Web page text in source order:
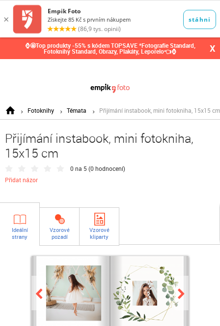
⌚🤩Top produkty -55% s kódem TOPSAVE *Fotografie Standard,
Fotoknihy Standard, Obrazy, Plakáty, Leporelo👈⌚ X
Fotoknihy Témata Přijímání instabook, mini fotokniha, 15x15 cm
Přijímání instabook, mini fotokniha,
15x15 cm
0 na 5 (0 hodnocení)
Přidat názor
Ideální
strany
Vzorové
pozadí
Vzorové
kliparty